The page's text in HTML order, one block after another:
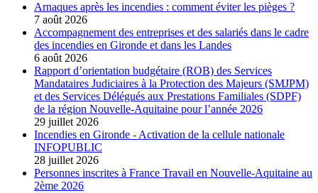
Arnaques après les incendies : comment éviter les pièges ?
7 août 2026
Accompagnement des entreprises et des salariés dans le cadre
des incendies en Gironde et dans les Landes
6 août 2026
Rapport d’orientation budgétaire (ROB) des Services
Mandataires Judiciaires à la Protection des Majeurs (SMJPM)
et des Services Délégués aux Prestations Familiales (SDPF)
de la région Nouvelle-Aquitaine pour l’année 2026
29 juillet 2026
Incendies en Gironde - Activation de la cellule nationale
INFOPUBLIC
28 juillet 2026
Personnes inscrites à France Travail en Nouvelle-Aquitaine au
2ème 2026